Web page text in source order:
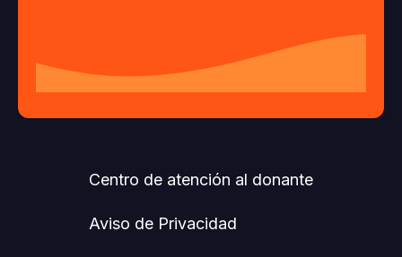
Centro de atención al donante
Aviso de Privacidad